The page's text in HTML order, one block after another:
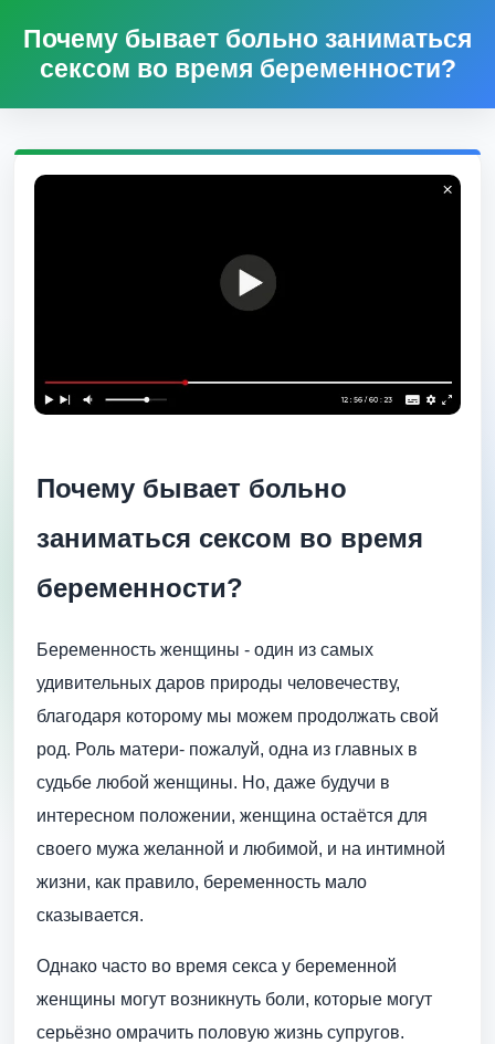
Почему бывает больно заниматься
сексом во время беременности?
Почему бывает больно
заниматься сексом во время
беременности?
Беременность женщины - один из самых
удивительных даров природы человечеству,
благодаря которому мы можем продолжать свой
род. Роль матери- пожалуй, одна из главных в
судьбе любой женщины. Но, даже будучи в
интересном положении, женщина остаётся для
своего мужа желанной и любимой, и на интимной
жизни, как правило, беременность мало
сказывается.
Однако часто во время секса у беременной
женщины могут возникнуть боли, которые могут
серьёзно омрачить половую жизнь супругов.